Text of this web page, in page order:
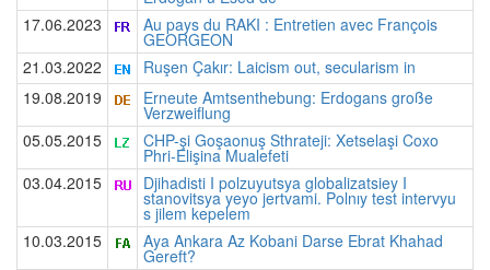
17.06.2023
Au pays du RAKI : Entretien avec François
GEORGEON
21.03.2022
Ruşen Çakır: Laicism out, secularism in
19.08.2019
Erneute Amtsenthebung: Erdogans große
Verzweiflung
05.05.2015
CHP-şi Goşaonuş Sthrateji: Xetselaşi Coxo
Phri-Elişina Mualefeti
03.04.2015
Djihadisti I polzuyutsya globalizatsiey I
stanovitsya yeyo jertvami. Polnıy test intervyu
s jilem kepelem
10.03.2015
Aya Ankara Az Kobani Darse Ebrat Khahad
Gereft?